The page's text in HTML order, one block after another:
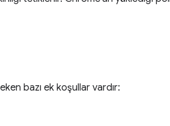
bazı ek koşullar vardır: